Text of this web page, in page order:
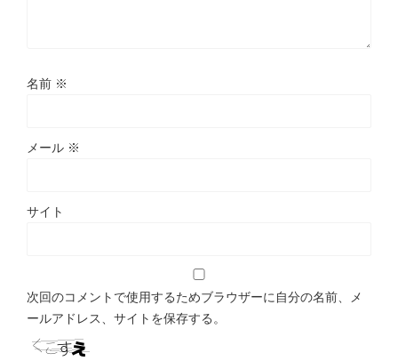
名前 ※
メール ※
サイト
次回のコメントで使用するためブラウザーに自分の名前、メ
ールアドレス、サイトを保存する。